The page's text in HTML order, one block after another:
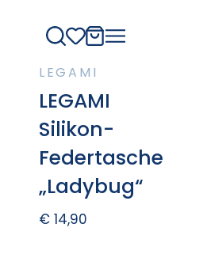
LEGAMI
LEGAMI
Silikon-
Federtasche
„Ladybug“
€14,90